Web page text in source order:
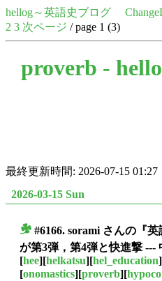
hellog～英語史ブログ
2 3 次ページ / page 1 (3)
proverb -
最終更新時間: 2026-07-15 01:27
2026-03-15 Sun
#6166. sorami さんの『
が第3弾，第4弾と快進撃 ---
[hee][helkatsu][hel_education
[onomastics][proverb][